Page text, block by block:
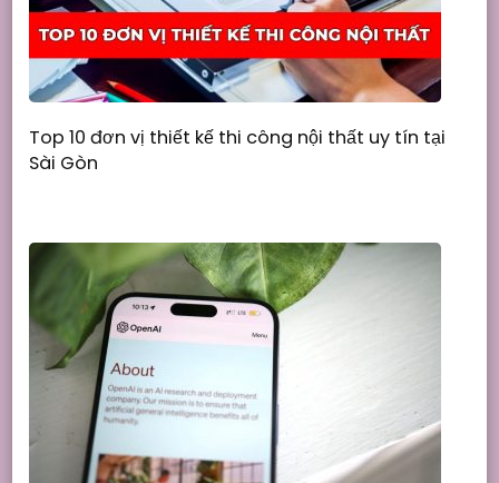
Top 10 đơn vị thiết kế thi công nội thất uy tín tại
Sài Gòn